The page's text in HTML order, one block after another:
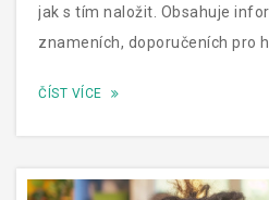
jak s tím naložit. Obsahuje
znameních, doporučeních pro
rodičovské povinnosti.
ČÍST VÍCE